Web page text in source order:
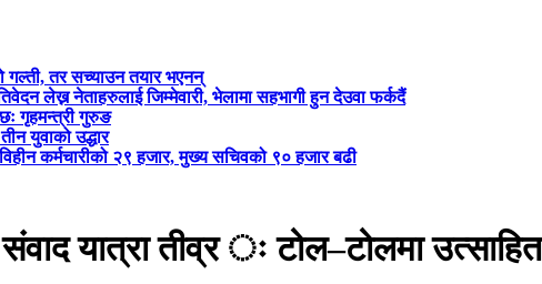
गल्ती, तर सच्याउन तयार भएनन्
लेख्न नेताहरुलाई जिम्मेवारी, भेलामा सहभागी हुन देउवा फर्कदैं
गृहमन्त्री गुरुङ
युवाको उद्धार
कर्मचारीको २९ हजार, मुख्य सचिवको ९० हजार बढी
यात्रा तीव्र ः टोल–टोलमा उत्साहित